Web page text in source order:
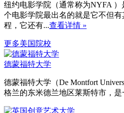
纽约电影学院（通常称为NYFA
个电影学院最出名的就是它不但
程，它还有...查看详情 »
更多美国院校
德蒙福特大学
德蒙福特大学（De Montfort
格兰的东米德兰地区莱斯特市，是